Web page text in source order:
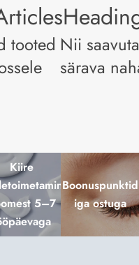
tooted Nii
särava
Kiire
5–7
Boonuspunktid
iga ostuga